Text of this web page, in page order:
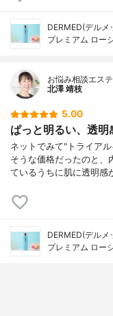
DERMED(デルメ
プレミアム ロー
お悩み相談エス
北澤 靖枝
5.00
ぱっと明るい、透明
ネットでみて"トライア
そうな価格だったのと、
ているうちに肌に透明感
DERMED(デルメ
プレミアム ロー